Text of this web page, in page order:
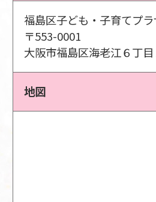
福島区子ども・子育てプ
〒553-0001
大阪市福島区海老江６丁目
地図